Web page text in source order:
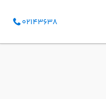
02143638